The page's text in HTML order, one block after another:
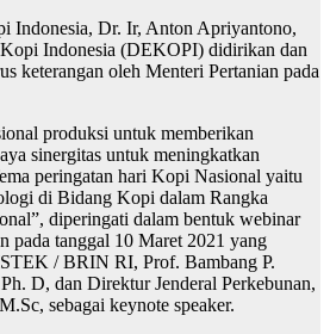
Indonesia, Dr. Ir, Anton Apriyantono,
Indonesia (DEKOPI) didirikan dan
keterangan oleh Menteri Pertanian pada
produksi untuk memberikan
sinergitas untuk meningkatkan
peringatan hari Kopi Nasional yaitu
di Bidang Kopi dalam Rangka
diperingati dalam bentuk webinar
pada tanggal 10 Maret 2021 yang
/ BRIN RI, Prof. Bambang P.
D, dan Direktur Jenderal Perkebunan,
sebagai keynote speaker.